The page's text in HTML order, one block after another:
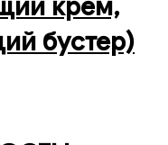
крем,
бустер)